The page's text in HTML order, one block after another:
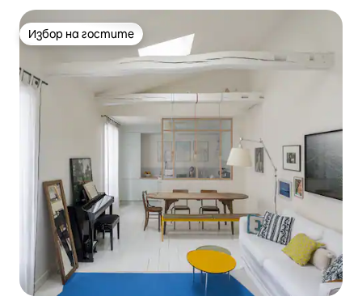
Избор на гостите
Избор на гостите